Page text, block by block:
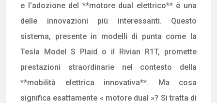
e l’adozione del **motore dual elettrico** è una
delle innovazioni più interessanti. Questo
sistema, presente in modelli di punta come la
Tesla Model S Plaid o il Rivian R1T, promette
prestazioni straordinarie nel contesto della
**mobilità elettrica innovativa**. Ma cosa
significa esattamente « motore dual »? Si tratta di